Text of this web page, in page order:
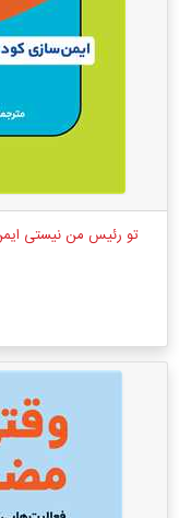
تو رئیس من نیستی